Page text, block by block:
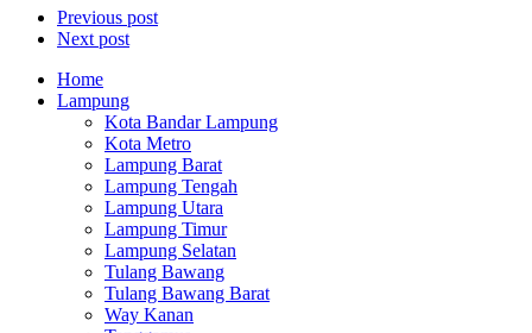
Previous post
Next post
Home
Lampung
Kota Bandar Lampung
Kota Metro
Lampung Barat
Lampung Tengah
Lampung Utara
Lampung Timur
Lampung Selatan
Tulang Bawang
Tulang Bawang Barat
Way Kanan